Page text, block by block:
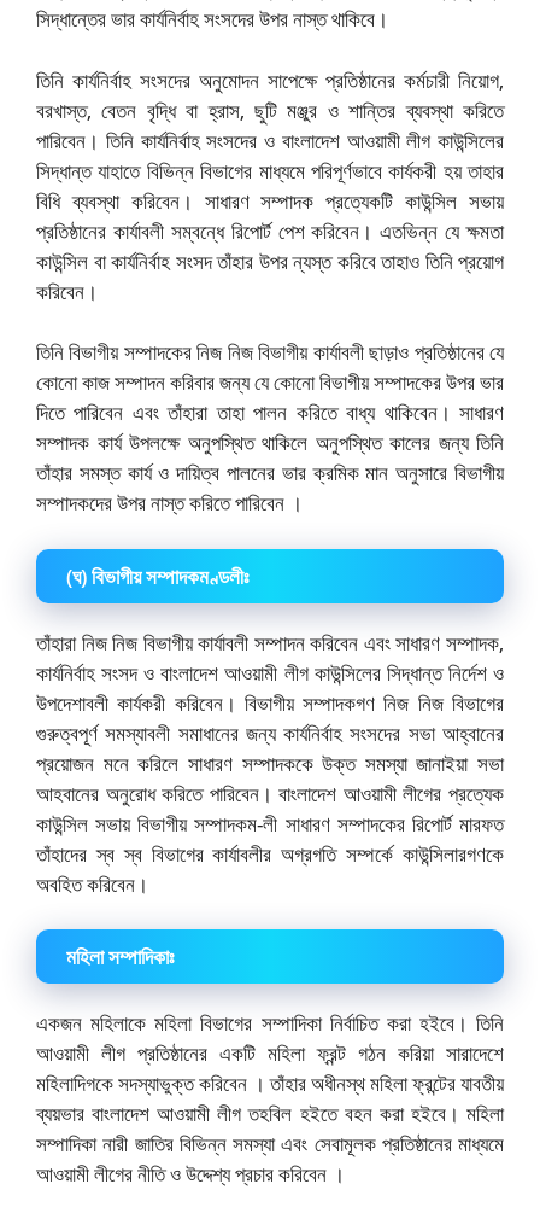
সিদ্ধান্তের ভার কার্যনির্বাহ সংসদের উপর নাস্ত থাকিবে।
তিনি কার্যনির্বাহ সংসদের অনুমোদন সাপেক্ষে প্রতিষ্ঠানের কর্মচারী নিয়োগ,
বরখাস্ত, বেতন বৃদ্ধি বা হ্রাস, ছুটি মঞ্জুর ও শান্তির ব্যবস্থা করিতে
পারিবেন। তিনি কার্যনির্বাহ সংসদের ও বাংলাদেশ আওয়ামী লীগ কাউন্সিলের
সিদ্ধান্ত যাহাতে বিভিন্ন বিভাগের মাধ্যমে পরিপূর্ণভাবে কার্যকরী হয় তাহার
বিধি ব্যবস্থা করিবেন। সাধারণ সম্পাদক প্রত্যেকটি কাউন্সিল সভায়
প্রতিষ্ঠানের কার্যাবলী সম্বন্ধে রিপোর্ট পেশ করিবেন। এতভিন্ন যে ক্ষমতা
কাউন্সিল বা কার্যনির্বাহ সংসদ তাঁহার উপর ন্যস্ত করিবে তাহাও তিনি প্রয়োগ
করিবেন।
তিনি বিভাগীয় সম্পাদকের নিজ নিজ বিভাগীয় কার্যাবলী ছাড়াও প্রতিষ্ঠানের যে
কোনো কাজ সম্পাদন করিবার জন্য যে কোনো বিভাগীয় সম্পাদকের উপর ভার
দিতে পারিবেন এবং তাঁহারা তাহা পালন করিতে বাধ্য থাকিবেন। সাধারণ
সম্পাদক কার্য উপলক্ষে অনুপস্থিত থাকিলে অনুপস্থিত কালের জন্য তিনি
তাঁহার সমস্ত কার্য ও দায়িত্ব পালনের ভার ক্রমিক মান অনুসারে বিভাগীয়
সম্পাদকদের উপর নাস্ত করিতে পারিবেন ।
(ঘ) বিভাগীয় সম্পাদকমণ্ডলীঃ
তাঁহারা নিজ নিজ বিভাগীয় কার্যাবলী সম্পাদন করিবেন এবং সাধারণ সম্পাদক,
কার্যনির্বাহ সংসদ ও বাংলাদেশ আওয়ামী লীগ কাউন্সিলের সিদ্ধান্ত নির্দেশ ও
উপদেশাবলী কার্যকরী করিবেন। বিভাগীয় সম্পাদকগণ নিজ নিজ বিভাগের
গুরুত্বপূর্ণ সমস্যাবলী সমাধানের জন্য কার্যনির্বাহ সংসদের সভা আহ্বানের
প্রয়োজন মনে করিলে সাধারণ সম্পাদককে উক্ত সমস্যা জানাইয়া সভা
আহবানের অনুরোধ করিতে পারিবেন। বাংলাদেশ আওয়ামী লীগের প্রত্যেক
কাউন্সিল সভায় বিভাগীয় সম্পাদকম-লী সাধারণ সম্পাদকের রিপোর্ট মারফত
তাঁহাদের স্ব স্ব বিভাগের কার্যাবলীর অগ্রগতি সম্পর্কে কাউন্সিলারগণকে
অবহিত করিবেন।
মহিলা সম্পাদিকাঃ
একজন মহিলাকে মহিলা বিভাগের সম্পাদিকা নির্বাচিত করা হইবে। তিনি
আওয়ামী লীগ প্রতিষ্ঠানের একটি মহিলা ফ্রন্ট গঠন করিয়া সারাদেশে
মহিলাদিগকে সদস্যাভুক্ত করিবেন । তাঁহার অধীনস্থ মহিলা ফ্রন্টের যাবতীয়
ব্যয়ভার বাংলাদেশ আওয়ামী লীগ তহবিল হইতে বহন করা হইবে। মহিলা
সম্পাদিকা নারী জাতির বিভিন্ন সমস্যা এবং সেবামূলক প্রতিষ্ঠানের মাধ্যমে
আওয়ামী লীগের নীতি ও উদ্দেশ্য প্রচার করিবেন ।